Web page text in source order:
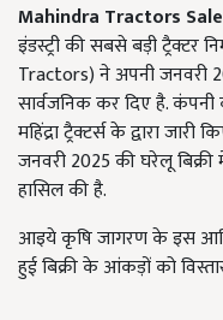
Mahindra Tractors
इंडस्ट्री की सबसे बड़ी ट्रैक्टर
Tractors) ने अपनी जनवरी
सार्वजनिक कर दिए है. कंपनी
महिंद्रा ट्रैक्टर्स के द्वारा
जनवरी 2025 की घरेलू बिक्री
हासिल की है.
आइये कृषि जागरण के इस
हुई बिक्री के आंकड़ों को